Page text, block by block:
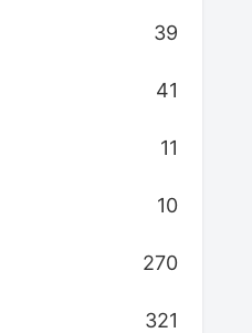
39
41
11
10
270
321